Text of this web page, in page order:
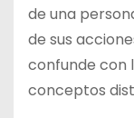
de una
de sus
confunde con
conceptos